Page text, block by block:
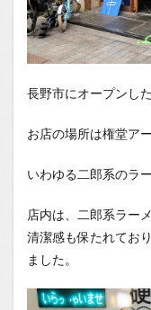
ャンネ
ル
長野市にオープンし
お店の場所は権堂ア
いわゆる二郎系のラ
店内は、二郎系ラー
清潔感も保たれてお
ました。